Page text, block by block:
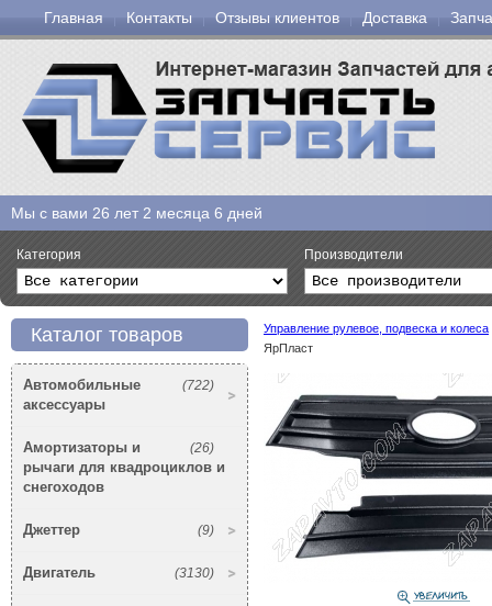
Главная Контакты Отзывы клиентов Доставка
Мы с вами 26 лет 2 месяца 6 дней
Категория Производители
Каталог товаров
(722)
Автомобильные
аксессуары
(26)
Амортизаторы и
рычаги для квадроциклов и
снегоходов
(9)
Джеттер
(3130)
Двигатель
Управление рулевое, подвеска и колеса
ЯрПласт